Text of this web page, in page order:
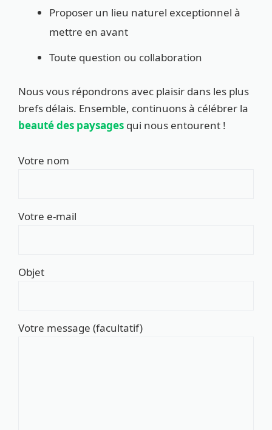
Proposer un lieu naturel exceptionnel à
mettre en avant
Toute question ou collaboration
Nous vous répondrons avec plaisir dans les plus
brefs délais. Ensemble, continuons à célébrer la
beauté des paysages qui nous entourent !
Votre nom
Votre e-mail
Objet
Votre message (facultatif)